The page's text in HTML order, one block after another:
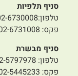
סניף תלפיות
טלפון:02-6730008
פקס: 02-6731008
סניף מבשרת
טלפון: 02-5797978
פקס: 02-5445233